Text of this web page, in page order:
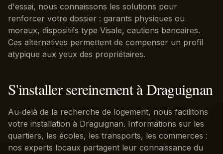
d'essai, nous connaissons les solutions pour
renforcer votre dossier : garants physiques ou
moraux, dispositifs type Visale, cautions bancaires.
Ces alternatives permettent de compenser un profil
atypique aux yeux des propriétaires.
S'installer sereinement à Draguignan
Au-delà de la recherche de logement, nous facilitons
votre installation à Draguignan. Informations sur les
quartiers, les écoles, les transports, les commerces :
nos experts locaux partagent leur connaissance du